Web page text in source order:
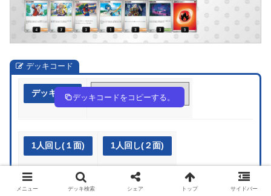
デッキコード
デッキ作成 MXUyy2-bcSzHI-yM3pSp
デッキコードをコピーする。
1人回し(１面) 1人回し(２面)
メニュー デッキ検索 シェア トップ サイドバー